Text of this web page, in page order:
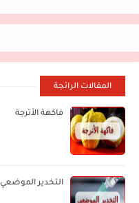
المقالات الرائجة
فاكهة الأترجة
التخدير الموضعي